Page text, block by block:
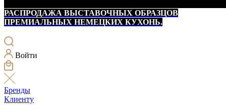
РАСПРОДАЖА ВЫСТАВОЧНЫХ ОБРАЗЦОВ
ПРЕМИАЛЬНЫХ НЕМЕЦКИХ КУХОНЬ.
Войти
Бренды
Клиенту